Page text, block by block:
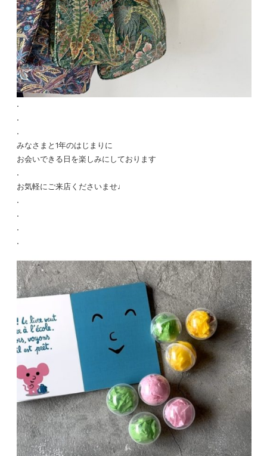
.
.
.
みなさまと1年のはじまりに
お会いできる日を楽しみにしております
.
お気軽にご来店くださいませ♩
.
.
.
.